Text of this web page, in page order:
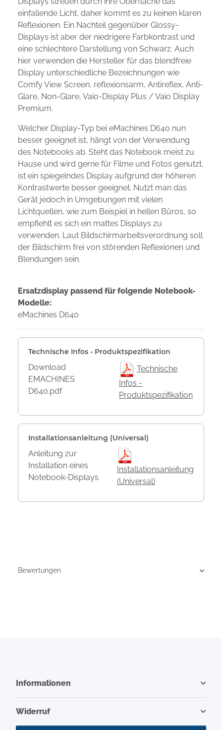
einfallende Licht, daher kommt es zu keinen klaren
Reflexionen. Ein Nachteil gegenüber Glossy-
Displays ist aber der niedrigere Farbkontrast und
eine schlechtere Darstellung von Schwarz. Auch
hier verwenden die Hersteller für das blendfreie
Display unterschiedliche Bezeichnungen wie
Comfy View Screen, reflexionsarm, Antireflex, Anti-
Glare, Non-Glare, Vaio-Display Plus / Vaio Display
Premium.
Welcher Display-Typ bei eMachines D640 nun
besser geeignet ist, hängt von der Verwendung
des Notebooks ab. Steht das Notebook meist zu
Hause und wird gerne für Filme und Fotos genutzt,
ist ein spiegelndes Display aufgrund der höheren
Kontrastwerte besser geeignet. Nutzt man das
Gerät jedoch in Umgebungen mit vielen
Lichtquellen, wie zum Beispiel in hellen Büros, so
empfiehlt es sich ein mattes Displays zu
verwenden. Laut Bildschirmarbeitsverordnung soll
der Bildschirm frei von störenden Reflexionen und
Blendungen sein.
Ersatzdisplay passend für folgende Notebook-
Modelle:
eMachines D640
Technische Infos - Produktspezifikation
Download
EMACHINES
D640.pdf
Technische
Infos -
Produktspezifikation
Installationsanleitung (Universal)
Anleitung zur
Installation eines
Notebook-Displays
Installationsanleitung
(Universal)
Bewertungen
Informationen
Widerruf